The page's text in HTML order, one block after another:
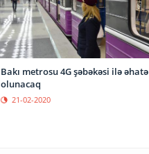
Bakı metrosu 4G şəbəkəsi ilə əhatə
olunacaq
21-02-2020